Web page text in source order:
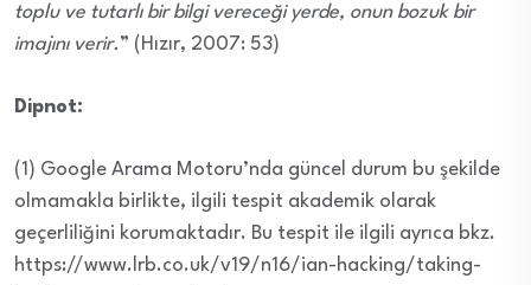
toplu ve tutarlı bir bilgi vereceği yerde, onun bozuk bir
imajını verir.” (Hızır, 2007: 53)
Dipnot:
(1) Google Arama Motoru’nda güncel durum bu şekilde
olmamakla birlikte, ilgili tespit akademik olarak
geçerliliğini korumaktadır. Bu tespit ile ilgili ayrıca bkz.
https://www.lrb.co.uk/v19/n16/ian-hacking/taking-